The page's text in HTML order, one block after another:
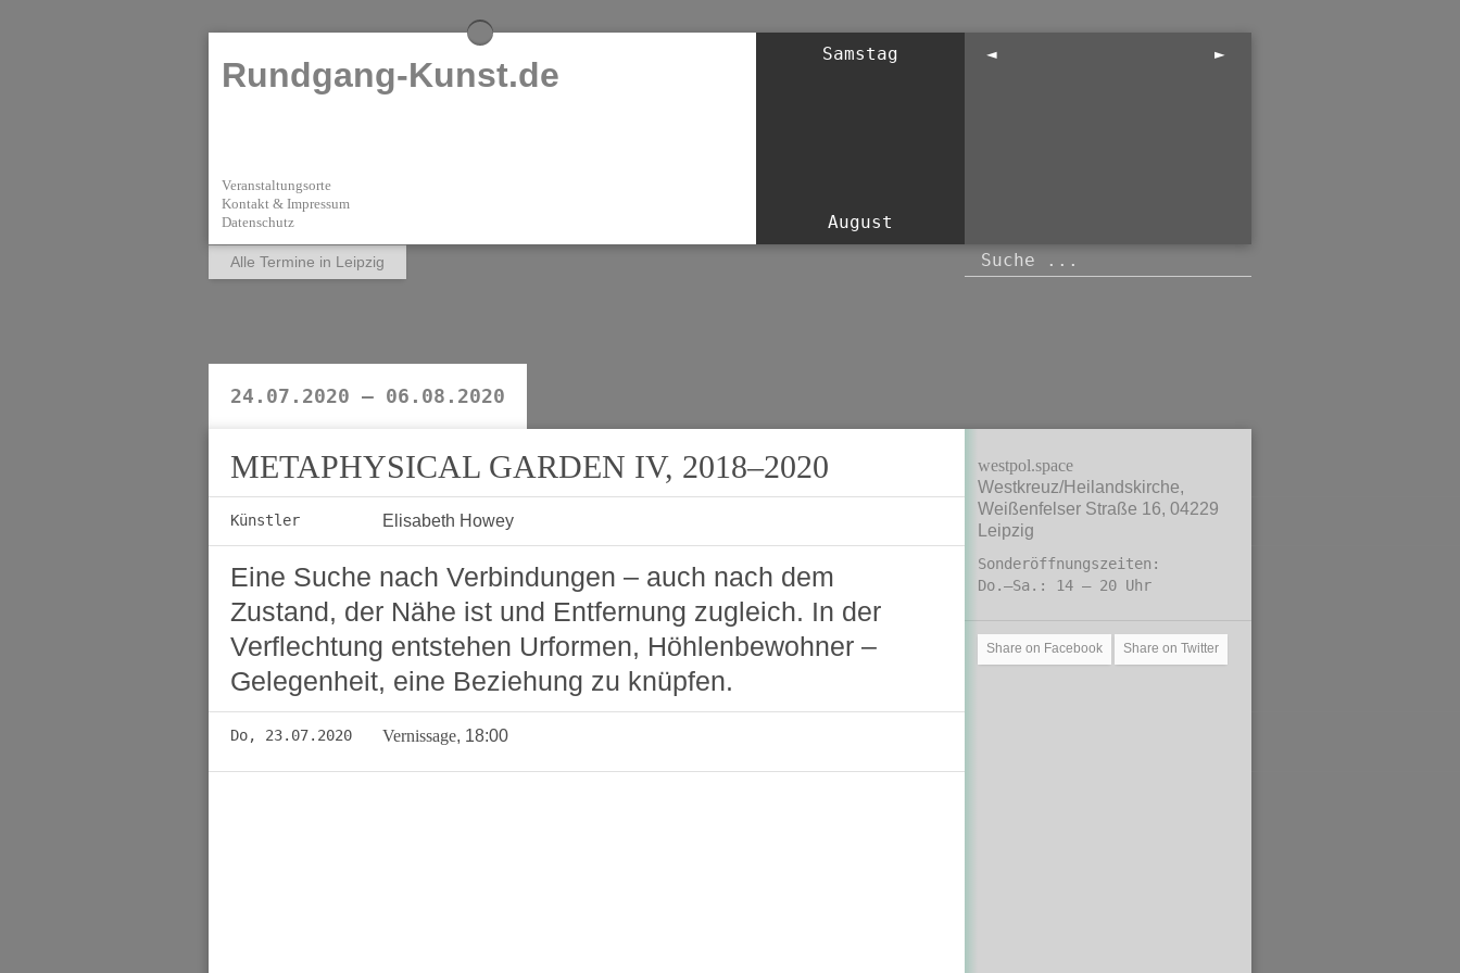
Rundgang-Kunst.de
Veranstaltungsorte
Kontakt & Impressum
Datenschutz
Samstag
August
◄ ►
Alle Termine in Leipzig
24.07.2020 — 06.08.2020
METAPHYSICAL GARDEN IV, 2018–2020
Künstler Elisabeth Howey
Eine Suche nach Verbindungen – auch nach dem
Zustand, der Nähe ist und Entfernung zugleich. In der
Verflechtung entstehen Urformen, Höhlenbewohner –
Gelegenheit, eine Beziehung zu knüpfen.
Do, 23.07.2020 Vernissage, 18:00
westpol.space
Westkreuz/Heilandskirche,
Weißenfelser Straße 16, 04229
Leipzig
Sonderöffnungszeiten:
Do.–Sa.: 14 – 20 Uhr
Share on Facebook Share on Twitter